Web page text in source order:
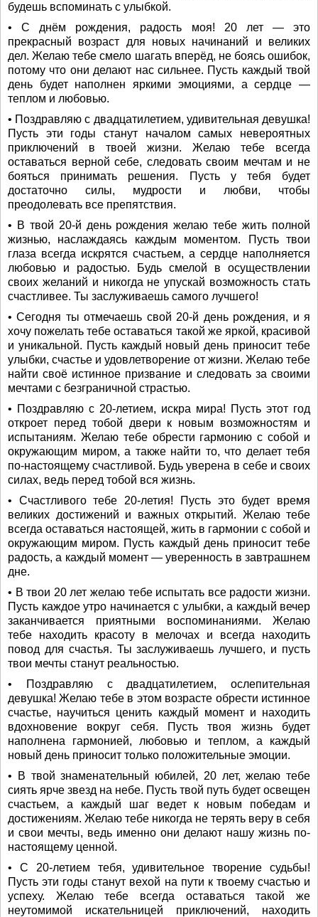
будешь вспоминать с улыбкой.
• С днём рождения, радость моя! 20 лет — это
прекрасный возраст для новых начинаний и великих
дел. Желаю тебе смело шагать вперёд, не боясь ошибок,
потому что они делают нас сильнее. Пусть каждый твой
день будет наполнен яркими эмоциями, а сердце —
теплом и любовью.
• Поздравляю с двадцатилетием, удивительная девушка!
Пусть эти годы станут началом самых невероятных
приключений в твоей жизни. Желаю тебе всегда
оставаться верной себе, следовать своим мечтам и не
бояться принимать решения. Пусть у тебя будет
достаточно силы, мудрости и любви, чтобы
преодолевать все препятствия.
• В твой 20-й день рождения желаю тебе жить полной
жизнью, наслаждаясь каждым моментом. Пусть твои
глаза всегда искрятся счастьем, а сердце наполняется
любовью и радостью. Будь смелой в осуществлении
своих желаний и никогда не упускай возможность стать
счастливее. Ты заслуживаешь самого лучшего!
• Сегодня ты отмечаешь свой 20-й день рождения, и я
хочу пожелать тебе оставаться такой же яркой, красивой
и уникальной. Пусть каждый новый день приносит тебе
улыбки, счастье и удовлетворение от жизни. Желаю тебе
найти своё истинное призвание и следовать за своими
мечтами с безграничной страстью.
• Поздравляю с 20-летием, искра мира! Пусть этот год
откроет перед тобой двери к новым возможностям и
испытаниям. Желаю тебе обрести гармонию с собой и
окружающим миром, а также найти то, что делает тебя
по-настоящему счастливой. Будь уверена в себе и своих
силах, ведь перед тобой вся жизнь.
• Счастливого тебе 20-летия! Пусть это будет время
великих достижений и важных открытий. Желаю тебе
всегда оставаться настоящей, жить в гармонии с собой и
окружающим миром. Пусть каждый день приносит тебе
радость, а каждый момент — уверенность в завтрашнем
дне.
• В твои 20 лет желаю тебе испытать все радости жизни.
Пусть каждое утро начинается с улыбки, а каждый вечер
заканчивается приятными воспоминаниями. Желаю
тебе находить красоту в мелочах и всегда находить
повод для счастья. Ты заслуживаешь лучшего, и пусть
твои мечты станут реальностью.
• Поздравляю с двадцатилетием, ослепительная
девушка! Желаю тебе в этом возрасте обрести истинное
счастье, научиться ценить каждый момент и находить
вдохновение вокруг себя. Пусть твоя жизнь будет
наполнена гармонией, любовью и теплом, а каждый
новый день приносит только положительные эмоции.
• В твой знаменательный юбилей, 20 лет, желаю тебе
сиять ярче звезд на небе. Пусть твой путь будет освещен
счастьем, а каждый шаг ведет к новым победам и
достижениям. Желаю тебе никогда не терять веру в себя
и свои мечты, ведь именно они делают нашу жизнь по-
настоящему ценной.
• С 20-летием тебя, удивительное творение судьбы!
Пусть эти годы станут вехой на пути к твоему счастью и
успеху. Желаю тебе всегда оставаться такой же
неутомимой искательницей приключений, находить